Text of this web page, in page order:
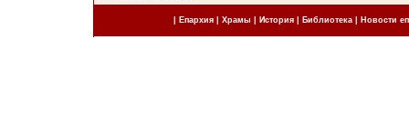
Епархия| Храмы История| Библиотека Новости